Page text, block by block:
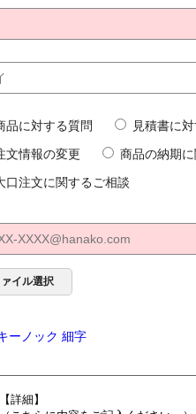
品に対する質問 見積書に
文情報の変更
商品の納期
口注文に関するご相談
イル選択
ーノック 細字